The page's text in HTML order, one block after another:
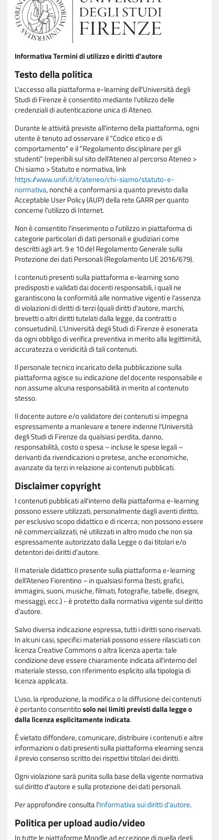
Informativa Termini di utilizzo e diritti d'autore
Testo della politica
L'accesso alla piattaforma e-learning dell'Università degli
Studi di Firenze è consentito mediante l'utilizzo delle
credenziali di autenticazione unica di Ateneo.
Durante le attività previste all'interno della piattaforma, ogni
utente è tenuto ad osservare il "Codice etico e di
comportamento" e il "Regolamento disciplinare per gli
studenti" (reperibili sul sito dell'Ateneo al percorso Ateneo >
Chi siamo > Statuto e normativa, link
https://www.unifi.it/it/ateneo/chi-siamo/statuto-e-
normativa, nonché a conformarsi a quanto previsto dalla
Acceptable User Policy (AUP) della rete GARR per quanto
concerne l'utilizzo di Internet.
Non è consentito l'inserimento o l'utilizzo in piattaforma di
categorie particolari di dati personali e giudiziari come
descritti agli art. 9 e 10 del Regolamento Generale sulla
Protezione dei dati Personali (Regolamento UE 2016/679).
I contenuti presenti sulla piattaforma e-learning sono
predisposti e validati dai docenti responsabili, i quali ne
garantiscono la conformità alle normative vigenti e l'assenza
di violazioni di diritti di terzi (quali diritti d'autore, marchi,
brevetti o altri diritti tutelati dalla legge, da contratti o
consuetudini). L'Università degli Studi di Firenze è esonerata
da ogni obbligo di verifica preventiva in merito alla legittimità,
accuratezza o veridicità di tali contenuti.
Il personale tecnico incaricato della pubblicazione sulla
piattaforma agisce su indicazione del docente responsabile e
non assume alcuna responsabilità in merito al contenuto
stesso.
Il docente autore e/o validatore dei contenuti si impegna
espressamente a manlevare e tenere indenne l'Università
degli Studi di Firenze da qualsiasi perdita, danno,
responsabilità, costo o spesa – incluse le spese legali –
derivanti da rivendicazioni o pretese, anche economiche,
avanzate da terzi in relazione ai contenuti pubblicati.
Disclaimer copyright
I contenuti pubblicati all'interno della piattaforma e-learning
possono essere utilizzati, personalmente dagli aventi diritto,
per esclusivo scopo didattico e di ricerca; non possono essere
né commercializzati, né utilizzati in altro modo che non sia
espressamente autorizzato dalla Legge o dai titolari e/o
detentori dei diritti d'autore.
Il materiale didattico presente sulla piattaforma e-learning
dell'Ateneo Fiorentino – in qualsiasi forma (testi, grafici,
immagini, suoni, musiche, filmati, fotografie, tabelle, disegni,
messaggi, ecc.) - è protetto dalla normativa vigente sul diritto
d'autore.
Salvo diversa indicazione espressa, tutti i diritti sono riservati.
In alcuni casi, specifici materiali possono essere rilasciati con
licenza Creative Commons o altra licenza aperta: tale
condizione deve essere chiaramente indicata all'interno del
materiale stesso, con riferimento esplicito alla tipologia di
licenza applicata.
L'uso, la riproduzione, la modifica o la diffusione dei contenuti
è pertanto consentitosolo nei limiti previsti dalla legge o
dalla licenza esplicitamente indicata.
È vietato diffondere, comunicare, distribuire i contenuti e altre
informazioni o dati presenti sulla piattaforma elearning senza
il previo consenso scritto dei rispettivi titolari dei diritti.
Ogni violazione sarà punita sulla base della vigente normativa
sul diritto d'autore e sulla protezione dei dati personali.
Per approfondire consulta l'Informativa sui diritti d'autore.
Politica per upload audio/video
In tutte le piattaforme Moodle ad eccezione di quella degli